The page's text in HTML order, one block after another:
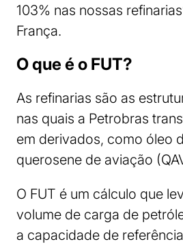
103% nas nossas
França.
O que é o FUT?
As refinarias são as
nas quais a Petrobras
em derivados, como óleo
querosene de aviação
O FUT é um cálculo que
volume de carga de
a capacidade de